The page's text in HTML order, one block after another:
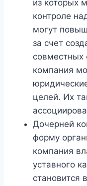
из которых
контроле
могут
за счет
совместных
компания
целей. Их
Дочерней
форму
компания
уставного
становится